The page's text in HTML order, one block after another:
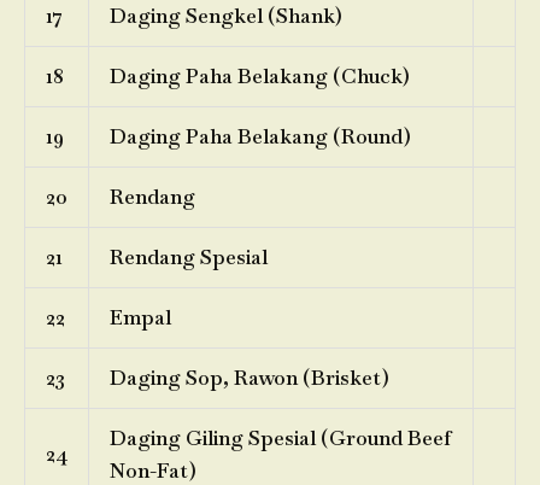
17 Daging Sengkel (Shank)
18 Daging Paha Belakang (Chuck)
19 Daging Paha Belakang (Round)
20 Rendang
21 Rendang Spesial
22 Empal
23 Daging Sop, Rawon (Brisket)
24
Daging Giling Spesial (Ground Beef
Non-Fat)